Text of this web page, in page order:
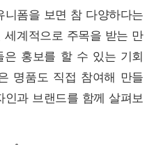
폼을 보면 참 다양하다는
계적으로 주목을 받는 만
은 홍보를 할 수 있는 기회
명품도 직접 참여해 만들
과 브랜드를 함께 살펴보